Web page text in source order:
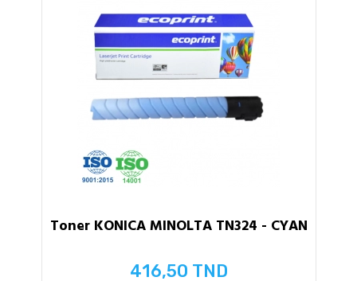
Toner KONICA MINOLTA TN324 - CYAN
416,50 TND